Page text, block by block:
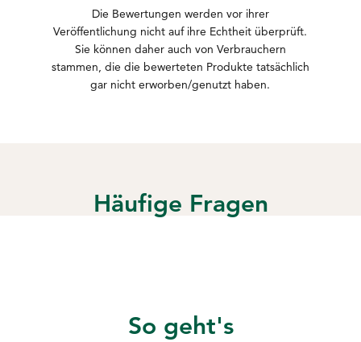
Die Bewertungen werden vor ihrer
Veröffentlichung nicht auf ihre Echtheit überprüft.
Sie können daher auch von Verbrauchern
stammen, die die bewerteten Produkte tatsächlich
gar nicht erworben/genutzt haben.
Häufige Fragen
So geht's